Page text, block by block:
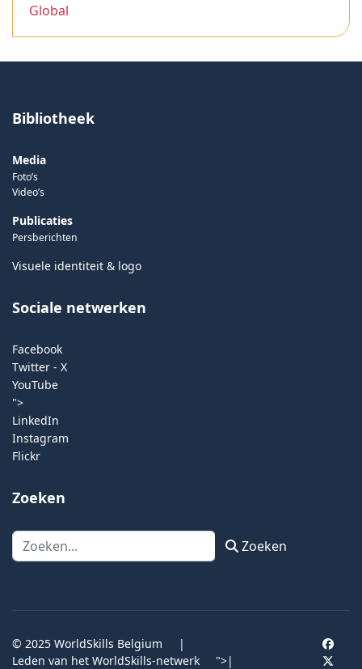
Global
Bibliotheek
Media
Foto’s
Video’s
Publicaties
Persberichten
Visuele identiteit & logo
Sociale netwerken
Facebook
Twitter - X
YouTube
">
LinkedIn
Instagram
Flickr
Zoeken
Zoeken Zoeken
© 2025 WorldSkills Belgium
|
Leden van het WorldSkills-netwerk
">|